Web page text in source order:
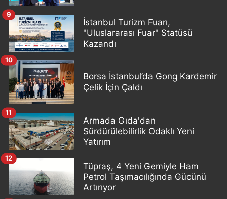
İstanbul Turizm Fuarı,
"Uluslararası Fuar" Statüsü
Kazandı
9
Borsa İstanbul’da Gong Kardemir
Çelik İçin Çaldı
10
Armada Gıda'dan
Sürdürülebilirlik Odaklı Yeni
Yatırım
11
Tüpraş, 4 Yeni Gemiyle Ham
Petrol Taşımacılığında Gücünü
Artırıyor
12